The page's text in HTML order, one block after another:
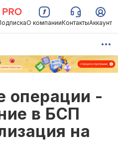
О компанииКонтактыАккаунт
операции -
в БСП
на